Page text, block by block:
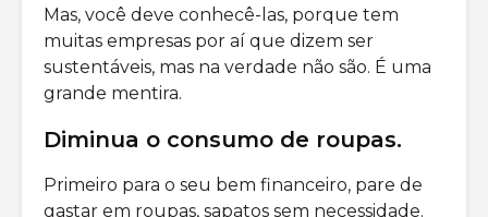
Mas, você deve conhecê-las, porque tem
muitas empresas por aí que dizem ser
sustentáveis, mas na verdade não são. É uma
grande mentira.
Diminua o consumo de roupas.
Primeiro para o seu bem financeiro, pare de
gastar em roupas, sapatos sem necessidade.